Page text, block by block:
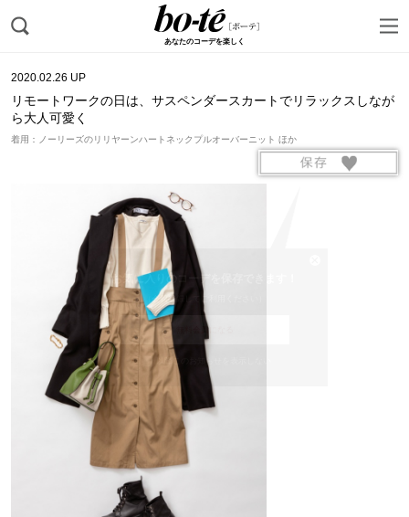
あなたのコーデを楽しく
2020.02.26 UP
リモートワークの日は、サスペンダースカートでリラックスしなが
ら大人可愛く
着用：ノーリーズのリリヤーンハートネックプルオーバーニット ほか